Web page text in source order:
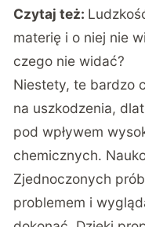
Czytaj też:
materię i o niej nie
czego nie widać?
Niestety, te bardzo
na uszkodzenia,
pod wpływem
chemicznych.
Zjednoczonych
problemem i